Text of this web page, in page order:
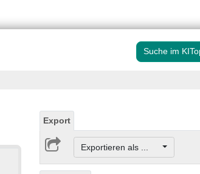
Suche im
Export
Exportieren als ...